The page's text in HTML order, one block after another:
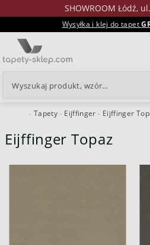
SHOWROOM Łódź,
Wysyłka i klej do tapet
24H Tapety Eijffinger Eijffinger
Eijffinger Topaz